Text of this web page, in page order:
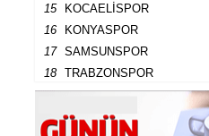
15
KOCAELİSPOR
16
KONYASPOR
17
SAMSUNSPOR
18
TRABZONSPOR